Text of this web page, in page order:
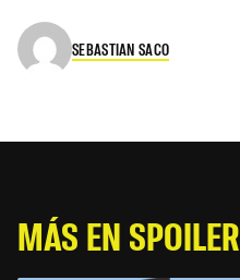
SEBASTIAN SACO
MÁS EN SPOILER